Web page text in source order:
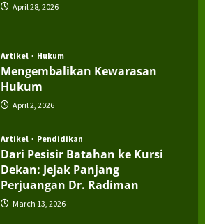
April 28, 2026
Artikel Hukum
Mengembalikan Kewarasan
Hukum
April 2, 2026
Artikel Pendidikan
Dari Pesisir Batahan ke Kursi
Dekan: Jejak Panjang
Perjuangan Dr. Radiman
March 13, 2026